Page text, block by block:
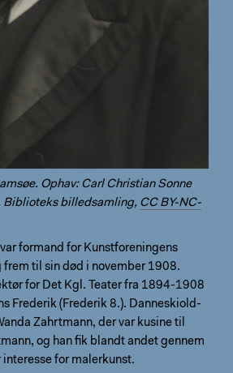
Ophav: Carl Christian Sonne
billedsamling, CC BY-NC-
formand for Kunstforeningens
frem til sin død i november 1908.
for Det Kgl. Teater fra 1894-1908
Frederik (Frederik 8.). Danneskiold-
Zahrtmann, der var kusine til
og han fik blandt andet gennem
for malerkunst.